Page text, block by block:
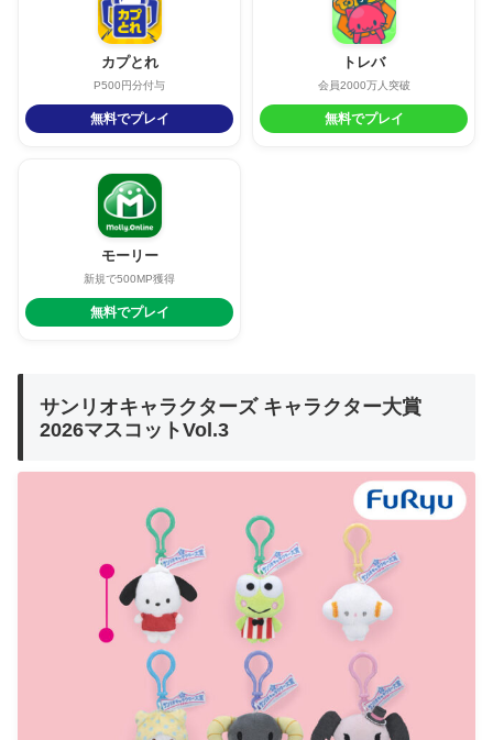
カプとれ
P500円分付与
無料でプレイ
トレバ
会員2000万人突破
無料でプレイ
モーリー
新規で500MP獲得
無料でプレイ
サンリオキャラクターズ キャラクター大賞
2026マスコットVol.3